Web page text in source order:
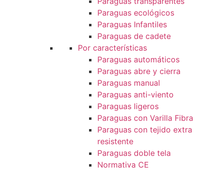
Paraguas ecológicos
Paraguas Infantiles
Paraguas de cadete
Por características
Paraguas automáticos
Paraguas abre y cierra
Paraguas manual
Paraguas anti-viento
Paraguas ligeros
Paraguas con Varilla Fibra
Paraguas con tejido extra
resistente
Paraguas doble tela
Normativa CE